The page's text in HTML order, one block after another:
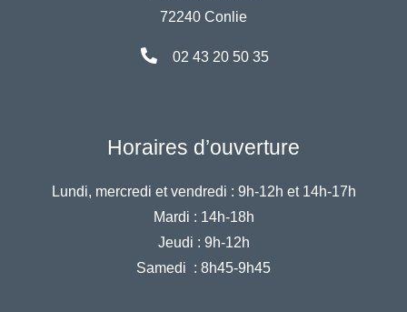
72240 Conlie
02 43 20 50 35
Horaires d’ouverture
Lundi, mercredi et vendredi : 9h-12h et 14h-17h
Mardi : 14h-18h
Jeudi : 9h-12h
Samedi : 8h45-9h45